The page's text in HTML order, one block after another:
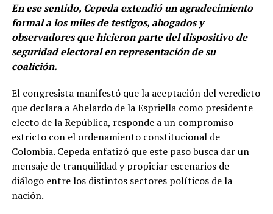
En ese sentido, Cepeda extendió un agradecimiento
formal a los miles de testigos, abogados y
observadores que hicieron parte del dispositivo de
seguridad electoral en representación de su
coalición.
El congresista manifestó que la aceptación del veredicto
que declara a Abelardo de la Espriella como presidente
electo de la República, responde a un compromiso
estricto con el ordenamiento constitucional de
Colombia. Cepeda enfatizó que este paso busca dar un
mensaje de tranquilidad y propiciar escenarios de
diálogo entre los distintos sectores políticos de la
nación.